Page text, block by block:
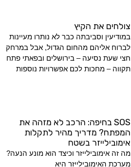
צולחים את הקיץ
במודיעין וסביבתה כבר לא נותרו מעיינות
לברוח אליהם מהחום הגדול, אבל במרחק
חצי שעת נסיעה – בירושלים ובפאתי פתח
תקווה – מחכות לכם אפשרויות נוספות
SOS בחיפה: הרכב לא מזהה את
המפתח? מדריך מהיר לתקלות
אימובילייזר בשטח
מה זה אימובילייזר וכיצד הוא מונע הנעה?
מערכת האימובילייזר היא